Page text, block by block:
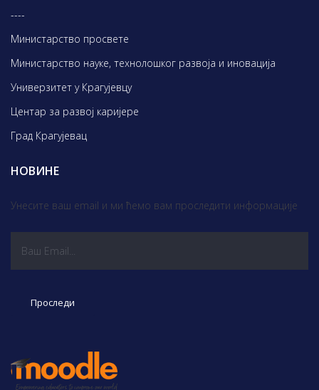
----
Министарство просвете
Министарство науке, технолошког развоја и иновација
Универзитет у Крагујевцу
Центар за развој каријере
Град Крагујевац
НОВИНЕ
Унесите ваш email и ми ћемо вам проследити информације